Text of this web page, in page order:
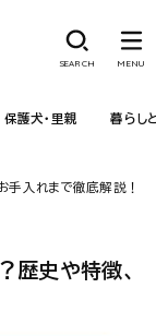
保護犬・里親 暮らし
SEARCH MENU
手入れまで徹底解説！
歴史や特徴、